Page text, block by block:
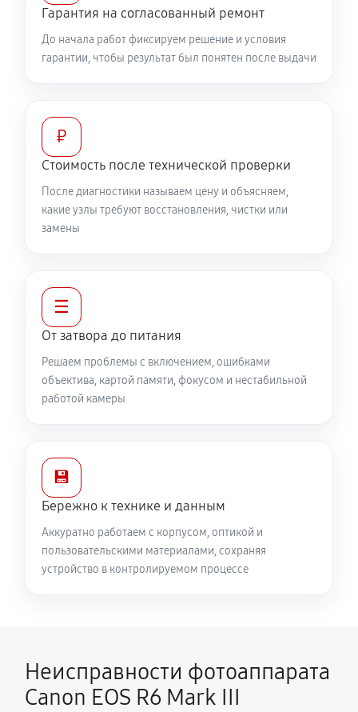
Гарантия на согласованный ремонт
До начала работ фиксируем решение и условия
гарантии, чтобы результат был понятен после выдачи
₽
Стоимость после технической проверки
После диагностики называем цену и объясняем,
какие узлы требуют восстановления, чистки или
замены
☰
От затвора до питания
Решаем проблемы с включением, ошибками
объектива, картой памяти, фокусом и нестабильной
работой камеры
💾
Бережно к технике и данным
Аккуратно работаем с корпусом, оптикой и
пользовательскими материалами, сохраняя
устройство в контролируемом процессе
Неисправности фотоаппарата
Canon EOS R6 Mark III